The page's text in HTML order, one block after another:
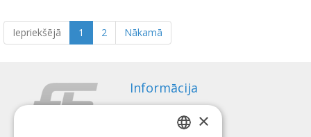
Iepriekšējā 1 2 Nākamā
Informācija
Apmaksas veidi×